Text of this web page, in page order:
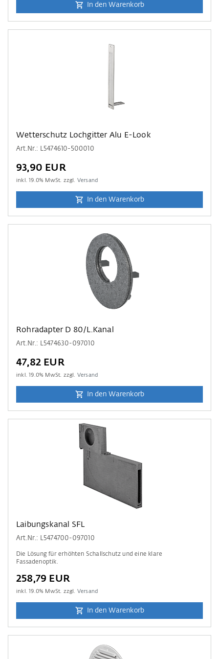
In den Warenkorb
Wetterschutz Lochgitter Alu E-Look
Art.Nr.: L5474610-500010
93,90 EUR
inkl.19.0% MwSt. zzgl. Versand
In den Warenkorb
Rohradapter D 80/L.Kanal
Art.Nr.: L5474630-097010
47,82 EUR
inkl.19.0% MwSt. zzgl. Versand
In den Warenkorb
Laibungskanal SFL
Art.Nr.: L5474700-097010
Die Lösung für erhöhten Schallschutz und eine klare
Fassadenoptik.
258,79 EUR
inkl.19.0% MwSt. zzgl. Versand
In den Warenkorb